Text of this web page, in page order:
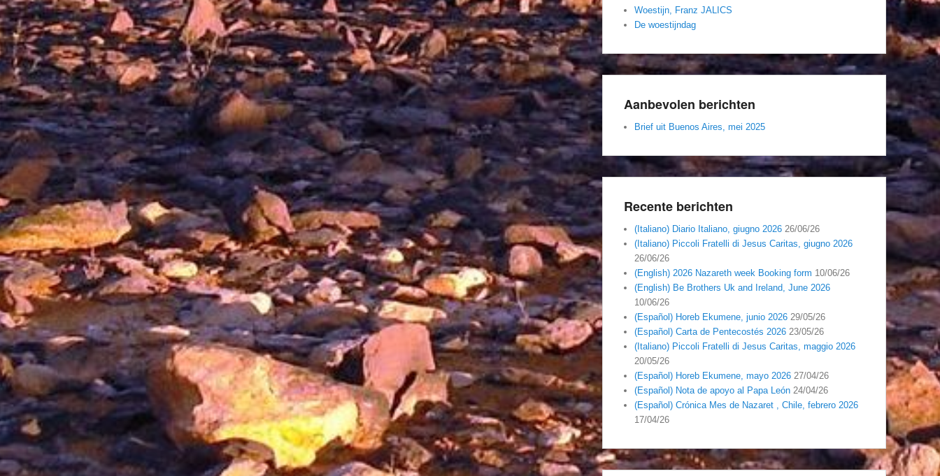
Woestijn, Franz JALICS
De woestijndag
Aanbevolen berichten
Brief uit Buenos Aires, mei 2025
Recente berichten
(Italiano) Diario Italiano, giugno 2026 26/06/26
(Italiano) Piccoli Fratelli di Jesus Caritas, giugno 2026
26/06/26
(English) 2026 Nazareth week Booking form 10/06/26
(English) Be Brothers Uk and Ireland, June 2026
10/06/26
(Español) Horeb Ekumene, junio 2026 29/05/26
(Español) Carta de Pentecostés 2026 23/05/26
(Italiano) Piccoli Fratelli di Jesus Caritas, maggio 2026
20/05/26
(Español) Horeb Ekumene, mayo 2026 27/04/26
(Español) Nota de apoyo al Papa León 24/04/26
(Español) Crónica Mes de Nazaret , Chile, febrero 2026
17/04/26